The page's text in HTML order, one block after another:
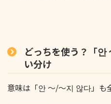
どっちを使う？「
い分け
意味は「안 ～/〜지 않다」も